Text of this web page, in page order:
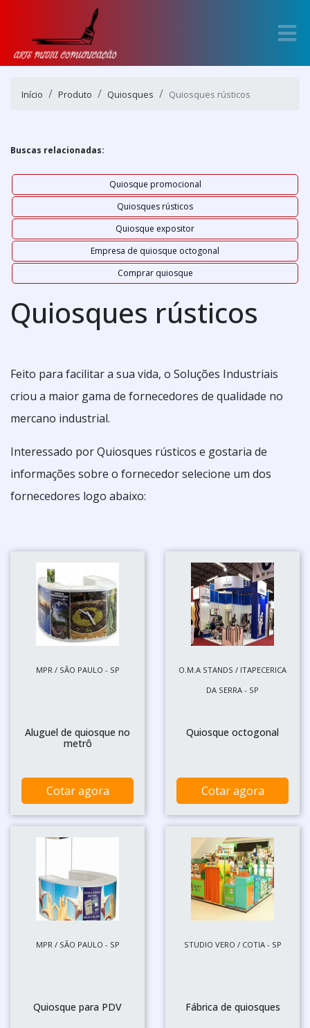
Início Produto Quiosques Quiosques rústicos
Buscas relacionadas:
Quiosque promocional
Quiosques rústicos
Quiosque expositor
Empresa de quiosque octogonal
Comprar quiosque
Quiosques rústicos
Feito para facilitar a sua vida, o Soluções Industriais
criou a maior gama de fornecedores de qualidade no
mercano industrial.
Interessado por Quiosques rústicos e gostaria de
informações sobre o fornecedor selecione um dos
fornecedores logo abaixo:
MPR / SÃO PAULO - SP
Aluguel de quiosque no
metrô
Cotar agora
O.M.A STANDS / ITAPECERICA
DA SERRA - SP
Quiosque octogonal
Cotar agora
MPR / SÃO PAULO - SP
Quiosque para PDV
STUDIO VERO / COTIA - SP
Fábrica de quiosques